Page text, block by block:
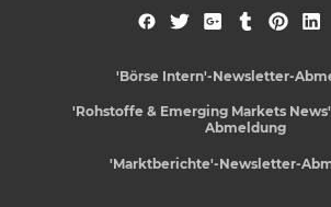
'Börse Intern'-Newsletter-
'Rohstoffe & Emerging Markets
Abmeldung
'Marktberichte'-Newsletter-